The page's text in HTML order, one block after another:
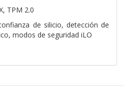
TPM 2.0
de silicio, detección de
modos de seguridad iLO